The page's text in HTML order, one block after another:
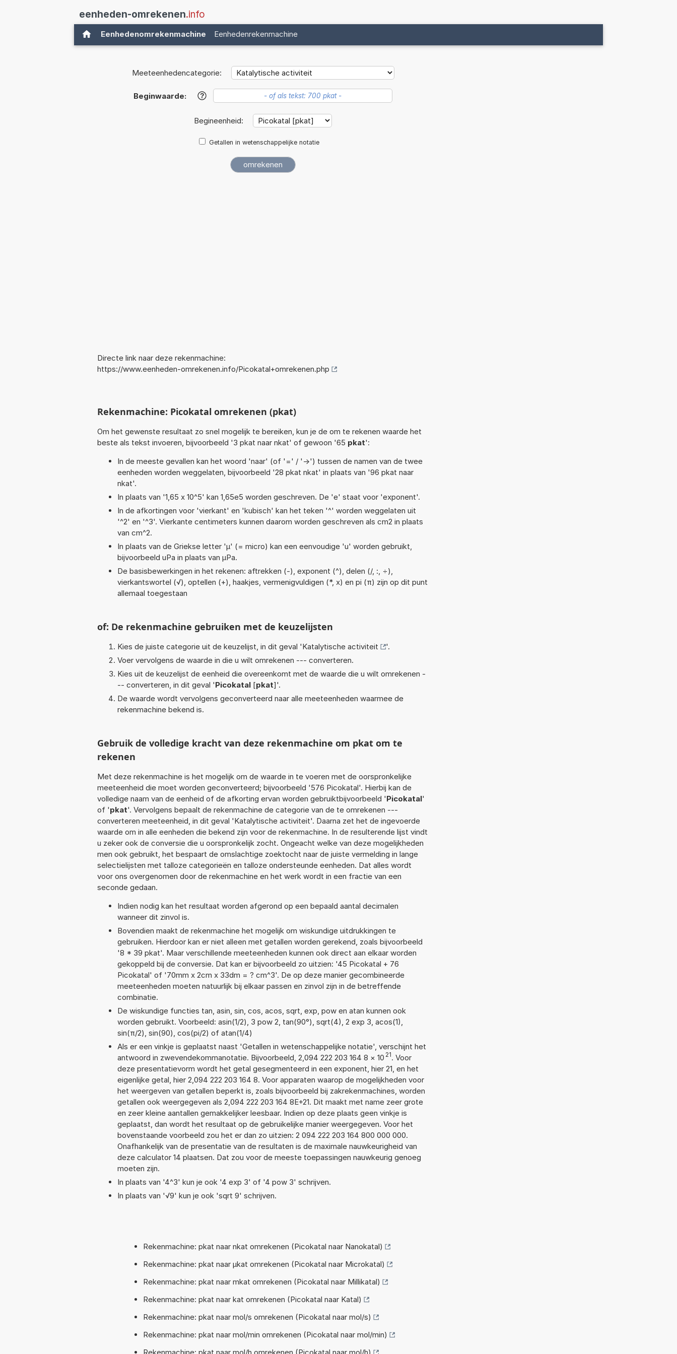
eenheden-omrekenen.info
Eenhedenomrekenmachine Eenhedenrekenmachine
Meeteenhedencategorie:
Beginwaarde: ?
Begineenheid:
Getallen in wetenschappelijke notatie
Directe link naar deze rekenmachine:
https://www.eenheden-omrekenen.info/Picokatal+omrekenen.php
Rekenmachine: Picokatal omrekenen (pkat)
Om het gewenste resultaat zo snel mogelijk te bereiken, kun je de om te rekenen waarde het
beste als tekst invoeren, bijvoorbeeld '3 pkat naar nkat' of gewoon '65 pkat':
In de meeste gevallen kan het woord 'naar' (of '=' / '->') tussen de namen van de twee
eenheden worden weggelaten, bijvoorbeeld '28 pkat nkat' in plaats van '96 pkat naar
nkat'.
In plaats van '1,65 x 10^5' kan 1,65e5 worden geschreven. De 'e' staat voor 'exponent'.
In de afkortingen voor 'vierkant' en 'kubisch' kan het teken '^' worden weggelaten uit
'^2' en '^3'. Vierkante centimeters kunnen daarom worden geschreven als cm2 in plaats
van cm^2.
In plaats van de Griekse letter 'µ' (= micro) kan een eenvoudige 'u' worden gebruikt,
bijvoorbeeld uPa in plaats van µPa.
De basisbewerkingen in het rekenen: aftrekken (-), exponent (^), delen (/, :, ÷),
vierkantswortel (√), optellen (+), haakjes, vermenigvuldigen (*, x) en pi (π) zijn op dit punt
allemaal toegestaan
of: De rekenmachine gebruiken met de keuzelijsten
Kies de juiste categorie uit de keuzelijst, in dit geval 'Katalytische activiteit
'.
Voer vervolgens de waarde in die u wilt omrekenen --- converteren.
Kies uit de keuzelijst de eenheid die overeenkomt met de waarde die u wilt omrekenen -
-- converteren, in dit geval 'Picokatal [pkat]'.
De waarde wordt vervolgens geconverteerd naar alle meeteenheden waarmee de
rekenmachine bekend is.
Gebruik de volledige kracht van deze rekenmachine om pkat om te
rekenen
Met deze rekenmachine is het mogelijk om de waarde in te voeren met de oorspronkelijke
meeteenheid die moet worden geconverteerd; bijvoorbeeld '576 Picokatal'. Hierbij kan de
volledige naam van de eenheid of de afkorting ervan worden gebruiktbijvoorbeeld 'Picokatal'
of 'pkat'. Vervolgens bepaalt de rekenmachine de categorie van de te omrekenen ---
converteren meeteenheid, in dit geval 'Katalytische activiteit'. Daarna zet het de ingevoerde
waarde om in alle eenheden die bekend zijn voor de rekenmachine. In de resulterende lijst vindt
u zeker ook de conversie die u oorspronkelijk zocht. Ongeacht welke van deze mogelijkheden
men ook gebruikt, het bespaart de omslachtige zoektocht naar de juiste vermelding in lange
selectielijsten met talloze categorieën en talloze ondersteunde eenheden. Dat alles wordt
voor ons overgenomen door de rekenmachine en het werk wordt in een fractie van een
seconde gedaan.
Indien nodig kan het resultaat worden afgerond op een bepaald aantal decimalen
wanneer dit zinvol is.
Bovendien maakt de rekenmachine het mogelijk om wiskundige uitdrukkingen te
gebruiken. Hierdoor kan er niet alleen met getallen worden gerekend, zoals bijvoorbeeld
'8 * 39 pkat'. Maar verschillende meeteenheden kunnen ook direct aan elkaar worden
gekoppeld bij de conversie. Dat kan er bijvoorbeeld zo uitzien: '45 Picokatal + 76
Picokatal' of '70mm x 2cm x 33dm = ? cm^3'. De op deze manier gecombineerde
meeteenheden moeten natuurlijk bij elkaar passen en zinvol zijn in de betreffende
combinatie.
De wiskundige functies tan, asin, sin, cos, acos, sqrt, exp, pow en atan kunnen ook
worden gebruikt. Voorbeeld: asin(1/2), 3 pow 2, tan(90°), sqrt(4), 2 exp 3, acos(1),
sin(π/2), sin(90), cos(pi/2) of atan(1/4)
Als er een vinkje is geplaatst naast 'Getallen in wetenschappelijke notatie', verschijnt het
antwoord in zwevendekommanotatie. Bijvoorbeeld, 2,094 222 203 164 8 × 10 21. Voor
deze presentatievorm wordt het getal gesegmenteerd in een exponent, hier 21, en het
eigenlijke getal, hier 2,094 222 203 164 8. Voor apparaten waarop de mogelijkheden voor
het weergeven van getallen beperkt is, zoals bijvoorbeeld bij zakrekenmachines, worden
getallen ook weergegeven als 2,094 222 203 164 8E+21. Dit maakt met name zeer grote
en zeer kleine aantallen gemakkelijker leesbaar. Indien op deze plaats geen vinkje is
geplaatst, dan wordt het resultaat op de gebruikelijke manier weergegeven. Voor het
bovenstaande voorbeeld zou het er dan zo uitzien: 2 094 222 203 164 800 000 000.
Onafhankelijk van de presentatie van de resultaten is de maximale nauwkeurigheid van
deze calculator 14 plaatsen. Dat zou voor de meeste toepassingen nauwkeurig genoeg
moeten zijn.
In plaats van '4^3' kun je ook '4 exp 3' of '4 pow 3' schrijven.
In plaats van '√9' kun je ook 'sqrt 9' schrijven.
Rekenmachine: pkat naar nkat omrekenen (Picokatal naar Nanokatal)
Rekenmachine: pkat naar µkat omrekenen (Picokatal naar Microkatal)
Rekenmachine: pkat naar mkat omrekenen (Picokatal naar Millikatal)
Rekenmachine: pkat naar kat omrekenen (Picokatal naar Katal)
Rekenmachine: pkat naar mol/s omrekenen (Picokatal naar mol/s)
Rekenmachine: pkat naar mol/min omrekenen (Picokatal naar mol/min)
Rekenmachine: pkat naar mol/h omrekenen (Picokatal naar mol/h)